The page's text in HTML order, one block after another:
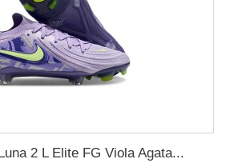
2 L Elite FG Viola Agata...